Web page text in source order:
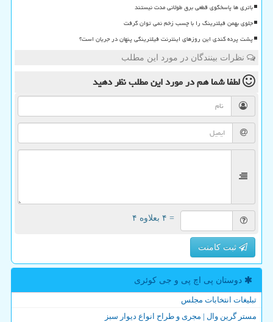
باتری ها پاسخگوی قطعی برق طولانی مدت نیستند
جلوی بهمن فیلترینگ را با چسب زخم نمی توان گرفت
پشت پرده کندی این روزهای اینترنت فیلترینگی پنهان در جریان است؟
نظرات بینندگان در مورد این مطلب
لطفا شما همدر مورد این مطلبنظر دهید
= ۴ بعلاوه ۴
ثبت کامنت
دوستان پی اچ پی و جی كوئری
تبلیغات انتخابات مجلس
مستر گرین وال | مجری و طراح انواع دیوار سبز